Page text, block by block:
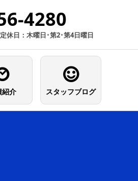
4280
休日：木曜日･第2･第4日曜日
紹介 スタッフブログ